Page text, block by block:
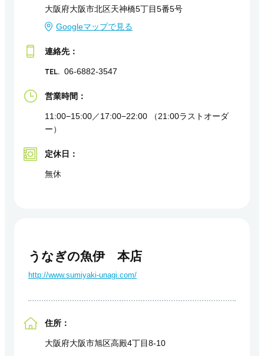
大阪府大阪市北区天神橋5丁目5番5号
Googleマップで見る
連絡先：
TEL. 06-6882-3547
営業時間：
11:00−15:00／17:00−22:00 （21:00ラストオーダ
ー）
定休日：
無休
うなぎの魚伊 本店
http://www.sumiyaki-unagi.com/
住所：
大阪府大阪市旭区高殿4丁目8-10